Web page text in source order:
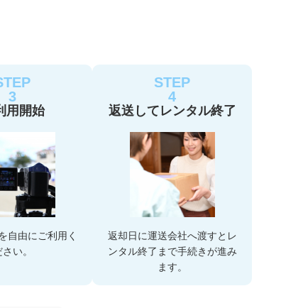
3
用開始
自由にご利用く
さい。
STEP
4
返送してレンタル終了
返却日に運送会社へ渡すとレ
ンタル終了まで手続きが進み
ます。